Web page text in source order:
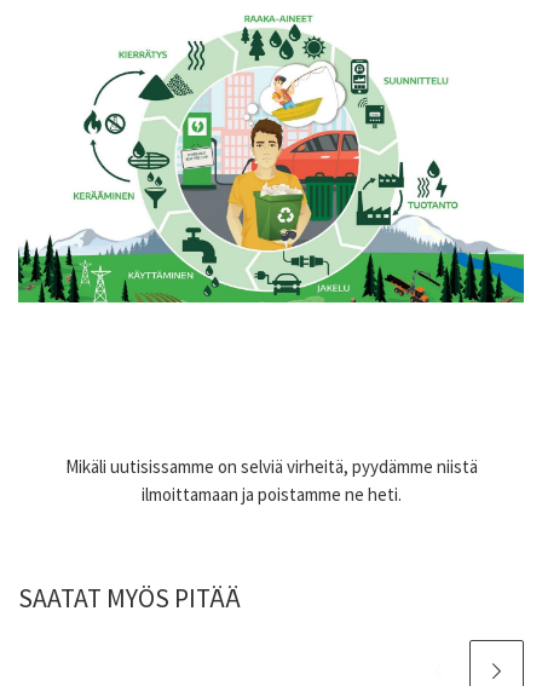
Mikäli uutisissamme on selviä virheitä, pyydämme niistä
ilmoittamaan ja poistamme ne heti.
SAATAT MYÖS PITÄÄ